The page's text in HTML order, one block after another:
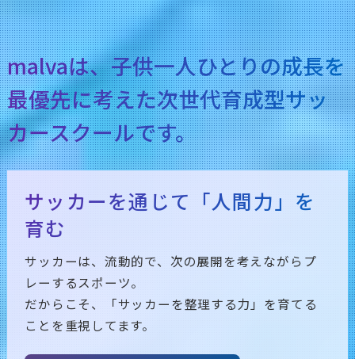
malvaは、子供一人ひとりの成長を
最優先に考えた次世代育成型サッ
カースクールです。
サッカーを通じて「人間力」を
育む
サッカーは、流動的で、次の展開を考えながらプ
レーするスポーツ。
だからこそ、「サッカーを整理する力」を育てる
ことを重視してます。